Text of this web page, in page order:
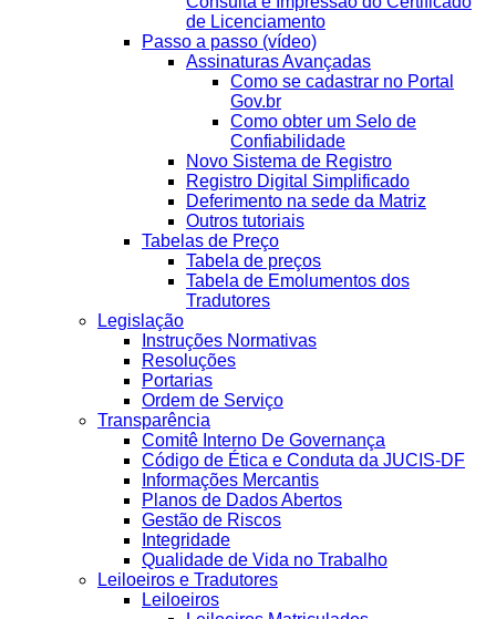
de Licenciamento
Passo a passo (vídeo)
Assinaturas Avançadas
Como se cadastrar no Portal
Gov.br
Como obter um Selo de
Confiabilidade
Novo Sistema de Registro
Registro Digital Simplificado
Deferimento na sede da Matriz
Outros tutoriais
Tabelas de Preço
Tabela de preços
Tabela de Emolumentos dos
Tradutores
Legislação
Instruções Normativas
Resoluções
Portarias
Ordem de Serviço
Transparência
Comitê Interno De Governança
Código de Ética e Conduta da JUCIS-DF
Informações Mercantis
Planos de Dados Abertos
Gestão de Riscos
Integridade
Qualidade de Vida no Trabalho
Leiloeiros e Tradutores
Leiloeiros